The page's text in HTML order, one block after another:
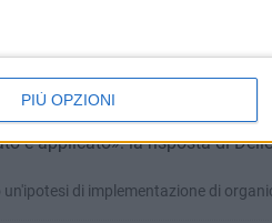
PIÙ OPZIONI
delle Sanitaservice, i
di essi c'è l'applicazione di norme
e applicato»: la risposta di
un'ipotesi di implementazione di